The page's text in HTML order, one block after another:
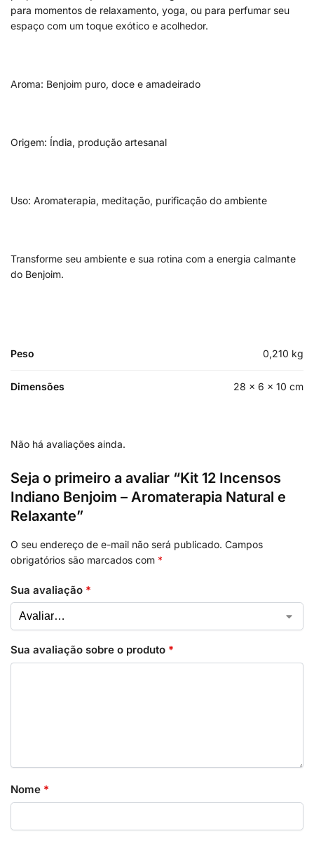
para momentos de relaxamento, yoga, ou para perfumar seu
espaço com um toque exótico e acolhedor.
Aroma: Benjoim puro, doce e amadeirado
Origem: Índia, produção artesanal
Uso: Aromaterapia, meditação, purificação do ambiente
Transforme seu ambiente e sua rotina com a energia calmante
do Benjoim.
Peso 0,210 kg
Dimensões 28 × 6 × 10 cm
Não há avaliações ainda.
Seja o primeiro a avaliar “Kit 12 Incensos
Indiano Benjoim – Aromaterapia Natural e
Relaxante”
O seu endereço de e-mail não será publicado. Campos
obrigatórios são marcados com *
Sua avaliação *
Sua avaliação sobre o produto *
Nome *